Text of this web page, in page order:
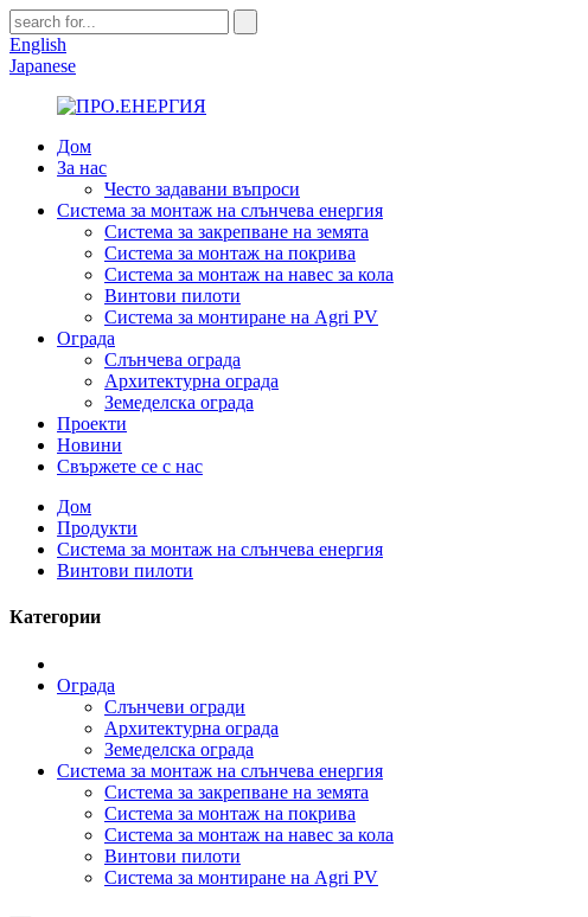
English
Japanese
Дом
За нас
Често задавани въпроси
Система за монтаж на слънчева енергия
Система за закрепване на земята
Система за монтаж на покрива
Система за монтаж на навес за кола
Винтови пилоти
Система за монтиране на Agri PV
Ограда
Слънчева ограда
Архитектурна ограда
Земеделска ограда
Проекти
Новини
Свържете се с нас
Дом
Продукти
Система за монтаж на слънчева енергия
Винтови пилоти
Категории
Ограда
Слънчеви огради
Архитектурна ограда
Земеделска ограда
Система за монтаж на слънчева енергия
Система за закрепване на земята
Система за монтаж на покрива
Система за монтаж на навес за кола
Винтови пилоти
Система за монтиране на Agri PV